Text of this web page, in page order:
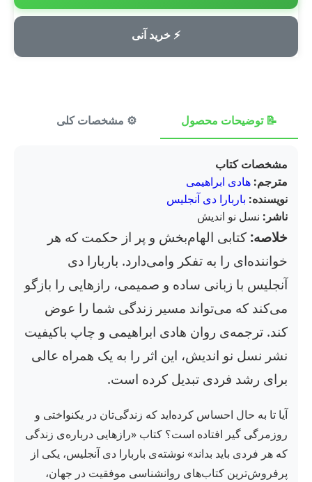
⚡ خرید آنی
💳 پرداخت امن
📝 توضیحات محصول ⚙️ مشخصات کلی
مشخصات کتاب
مترجم: هادی ابراهیمی
نویسنده: باربارا دی آنجلیس
ناشر: نسل نو اندیش
خلاصه: کتابی الهام‌بخش و پر از حکمت که هر
خواننده‌ای را به تفکر وامی‌دارد. باربارا دی
آنجلیس با زبانی ساده و صمیمی، رازهایی را بازگو
می‌کند که می‌تواند مسیر زندگی شما را عوض
کند. ترجمه‌ی روان هادی ابراهیمی و چاپ باکیفیت
نشر نسل نو اندیش، این اثر را به یک همراه عالی
برای رشد فردی تبدیل کرده است.
آیا تا به حال احساس کرده‌اید که زندگی‌تان در یکنواختی و
روزمرگی گیر افتاده است؟ کتاب «رازهایی درباره‌ی زندگی
که هر فردی باید بداند» نوشته‌ی باربارا دی آنجلیس، یکی از
پرفروش‌ترین کتاب‌های روانشناسی موفقیت در جهان،